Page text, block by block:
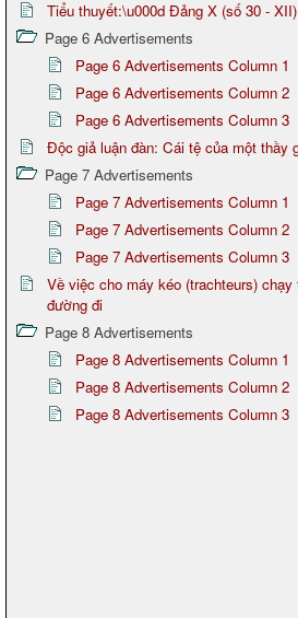
Tiểu thuyết:\u000d Đảng X (số 30 - XII)
Page 6 Advertisements
Page 6 Advertisements Column 1
Page 6 Advertisements Column 2
Page 6 Advertisements Column 3
Độc giả luận đàn: Cái tệ của một thầy
Page 7 Advertisements
Page 7 Advertisements Column 1
Page 7 Advertisements Column 2
Page 7 Advertisements Column 3
Về việc cho máy kéo (trachteurs) chạy
đường đi
Page 8 Advertisements
Page 8 Advertisements Column 1
Page 8 Advertisements Column 2
Page 8 Advertisements Column 3